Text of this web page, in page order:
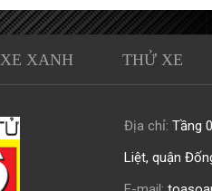
XE XANH THỬ XE
Địa chỉ: Tầng
Liệt, quận